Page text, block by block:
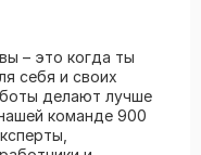
– это когда ты
себя и своих
делают лучше
команде 900